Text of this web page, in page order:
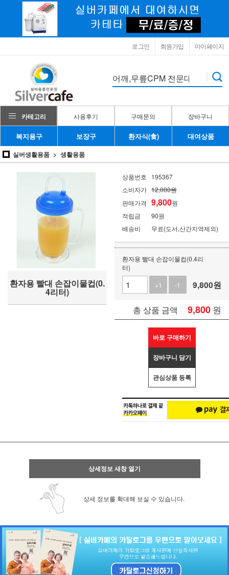
마이페이지
회원가입
로그인
카테고리 사용후기 구매문의 장바구니
복지용구 보장구 환자식(食) 대여상품
실버생활용품 생활용품
환자용 빨대 손잡이물컵(0.
4리터)
상품번호
195367
소비자가 12,000원
판매가격 9,800원
적립금
90원
배송비
무료(도서,산간지역제외)
환자용 빨대 손잡이물컵(0.4리
터)
+1
-1 9,800원
총 상품 금액 9,800 원
바로 구매하기
장바구니 담기
관심상품 등록
상세정보 새창 열기
상세 정보를 확대해 보실 수 있습니다.